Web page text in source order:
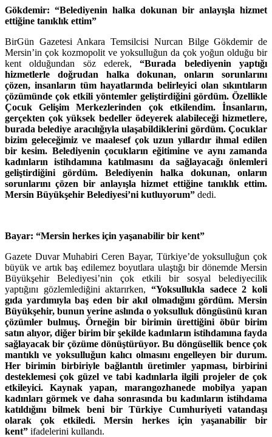
Gökdemir: “Belediyenin halka dokunan bir anlayışla hizmet
ettiğine tanıklık ettim”
BirGün Gazetesi Ankara Temsilcisi Nurcan Bilge Gökdemir de
Mersin’in çok kozmopolit ve yoksulluğun da çok yoğun olduğu bir
kent olduğundan söz ederek,“Burada belediyenin yaptığı
hizmetlerle doğrudan halka dokunan, onların sorunlarını
çözen, insanların tüm hayatlarında belirleyici olan sıkıntıların
çözümünde çok etkili yöntemler geliştirdiğini gördüm. Özellikle
Çocuk Gelişim Merkezlerinden çok etkilendim. İnsanların,
gerçekten çok yüksek bedeller ödeyerek alabileceği hizmetlere,
burada belediye aracılığıyla ulaşabildiklerini gördüm. Çocuklar
bizim geleceğimiz ve maalesef çok uzun yıllardır ihmal edilen
bir kesim. Belediyenin çocukların eğitimine ve aynı zamanda
kadınların istihdamına katılmasını da sağlayacağı önlemleri
geliştirdiğini gördüm. Belediyenin halka dokunan, onların
sorunlarını çözen bir anlayışla hizmet ettiğine tanıklık ettim.
Mersin Büyükşehir Belediyesi’ni kutluyorum” dedi.
Bayar: “Mersin herkes için yaşanabilir bir kent”
Gazete Duvar Muhabiri Ceren Bayar, Türkiye’de yoksulluğun çok
büyük ve artık baş edilemez boyutlara ulaştığı bir dönemde Mersin
Büyükşehir Belediyesi’nin çok etkili bir sosyal belediyecilik
yaptığını gözlemlediğini aktarırken, “Yoksullukla sadece 2 koli
gıda yardımıyla baş eden bir akıl olmadığını gördüm. Mersin
Büyükşehir, bunun yerine aslında o yoksulluk döngüsünü kıran
çözümler bulmuş. Örneğin bir birimin ürettiğini öbür birim
satın alıyor, diğer birim bir şekilde kadınların istihdamına fayda
sağlayacak bir çözüme dönüştürüyor. Bu döngüsellik bence çok
mantıklı ve yoksulluğun kalıcı olmasını engelleyen bir durum.
Her birimin birbiriyle bağlantılı üretimler yapması, birbirini
desteklemesi çok güzel ve tabi kadınlarla ilgili projeler de çok
etkileyici. Kaynak yapan, marangozhanede mobilya yapan
kadınları görmek ve daha sonrasında bu kadınların istihdama
katıldığını bilmek beni bir Türkiye Cumhuriyeti vatandaşı
olarak çok etkiledi. Mersin herkes için yaşanabilir bir
kent” ifadelerini kullandı.